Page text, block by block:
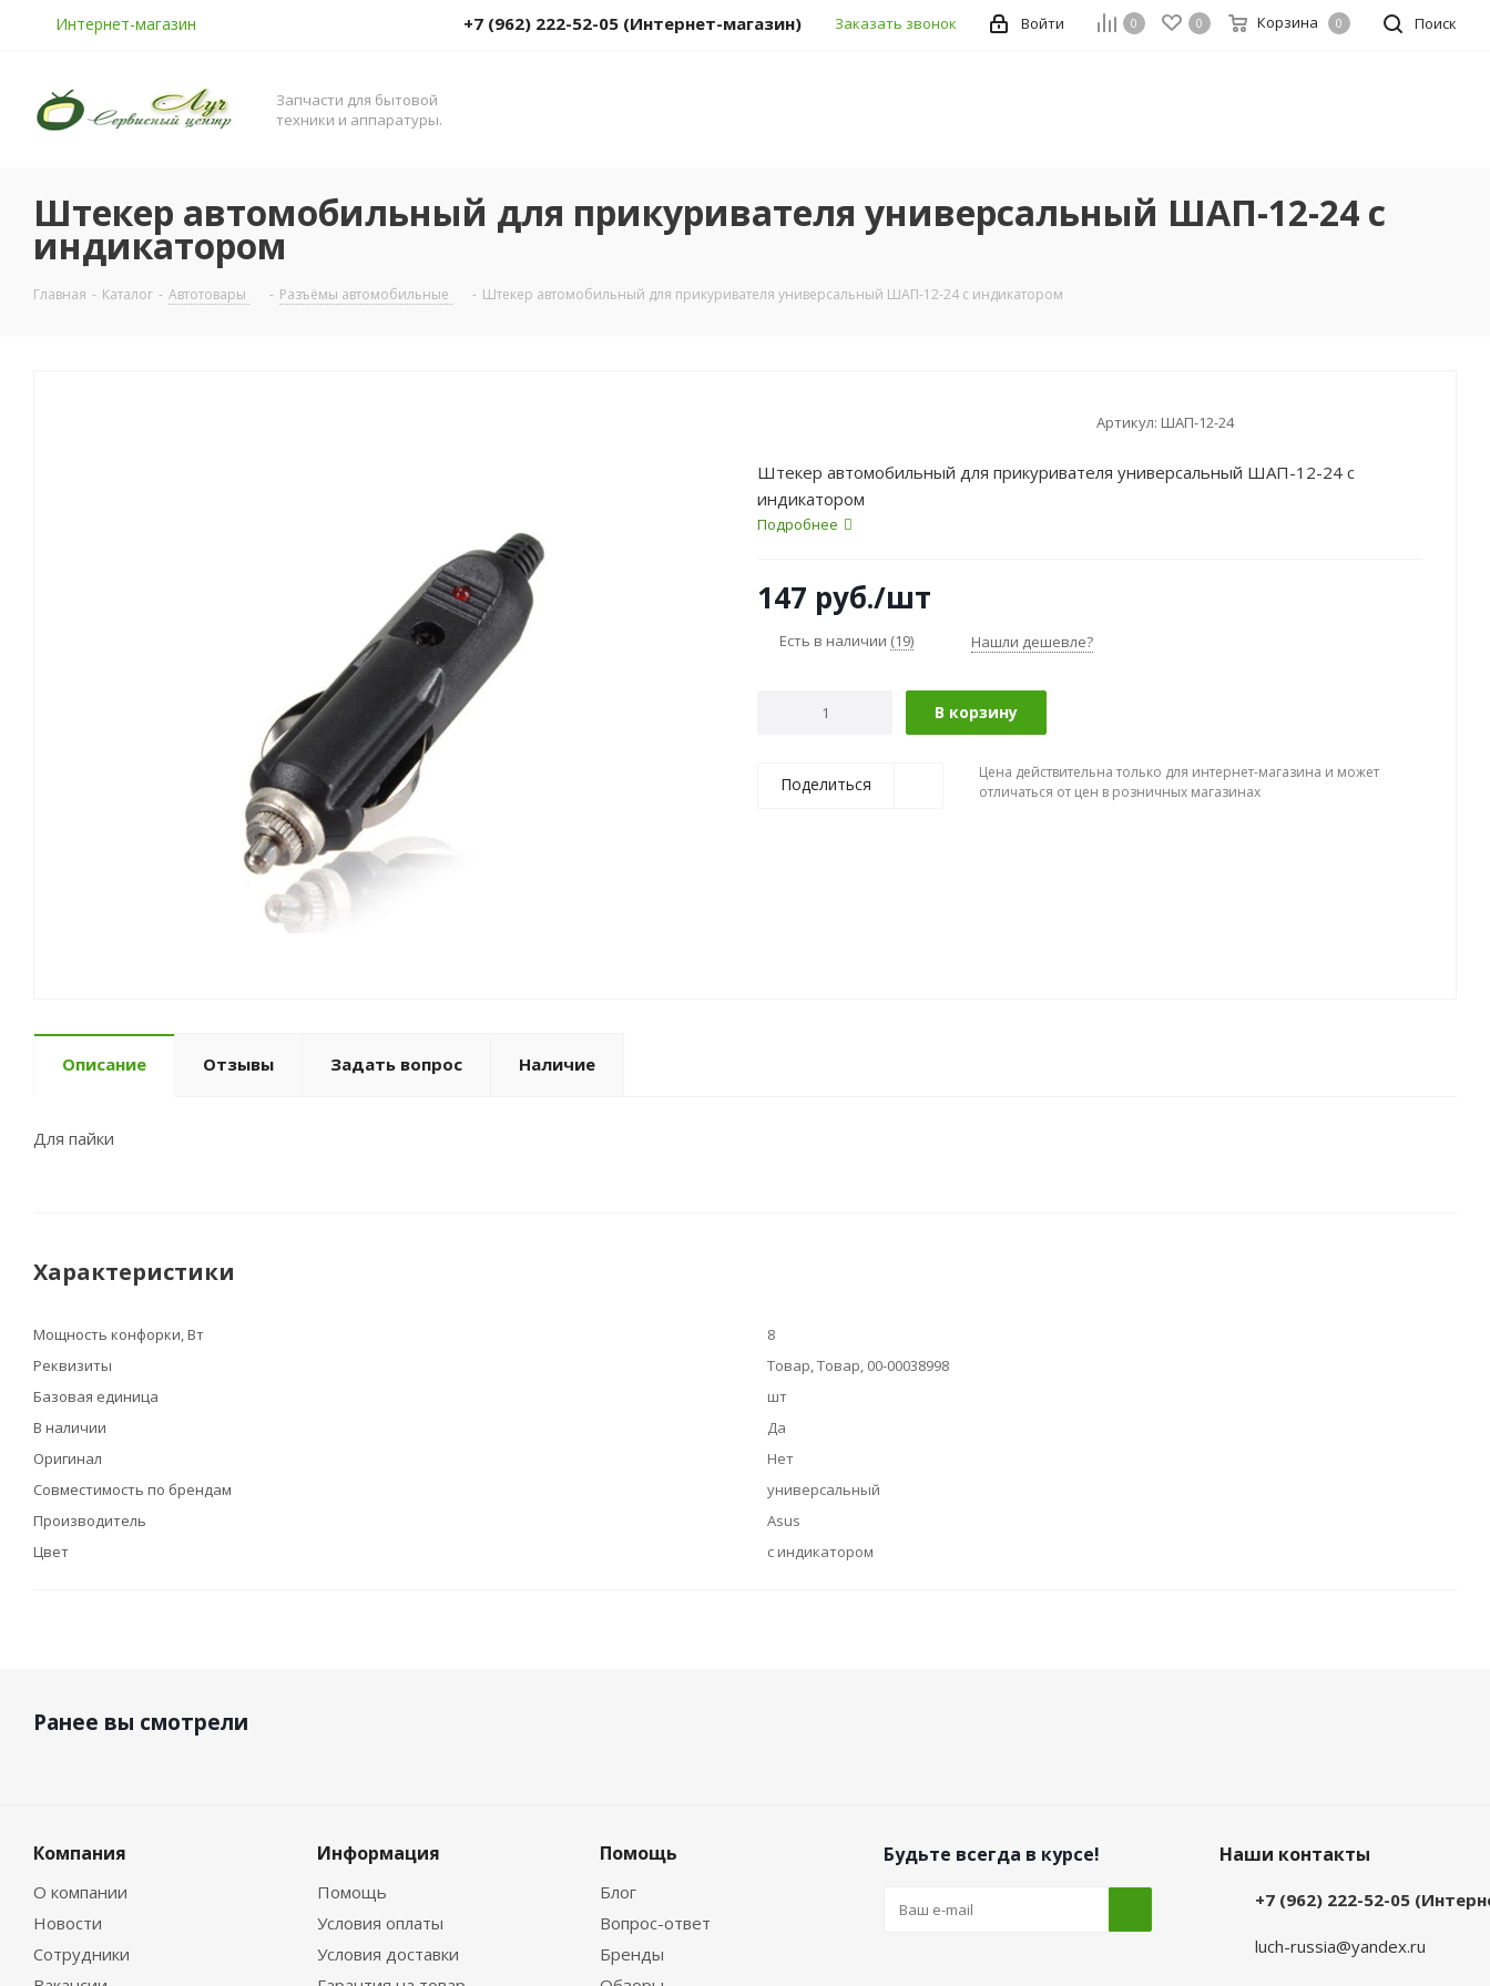
Интернет-магазин Поиск
0 0 Корзина 0
Войти
+7 (962) 222-52-05 (Интернет-магазин) Заказать звонок
Запчасти для бытовой
техники и аппаратуры.
Штекер автомобильный для прикуривателя универсальный ШАП-12-24 с
индикатором
Главная - Каталог - Автотовары - Разъёмы автомобильные - Штекер автомобильный для прикуривателя универсальный ШАП-12-24 с индикатором
Артикул: ШАП-12-24
Штекер автомобильный для прикуривателя универсальный ШАП-12-24 с
индикатором
Подробнее
147 руб./шт
Есть в наличии (19) Нашли дешевле?
В корзину
Поделиться
Цена действительна только для интернет-магазина и может
отличаться от цен в розничных магазинах
Описание Отзывы Задать вопрос Наличие
Для пайки
Характеристики
Мощность конфорки, Вт
8
Реквизиты
Товар, Товар, 00-00038998
Базовая единица
шт
В наличии
Да
Оригинал
Нет
Совместимость по брендам
универсальный
Производитель
Asus
Цвет
с индикатором
Ранее вы смотрели
Компания
О компании
Новости
Сотрудники
Информация
Помощь
Условия оплаты
Условия доставки
Помощь
Блог
Вопрос-ответ
Бренды
Будьте всегда в курсе! Наши контакты
+7 (962) 222-52-05
luch-russia@yandex.ru